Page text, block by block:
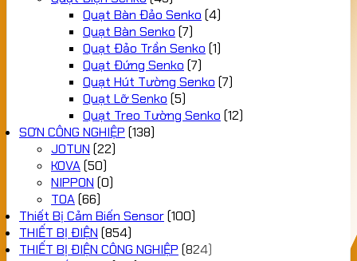
Quạt Bàn Đảo Senko (4)
Quạt Bàn Senko (7)
Quạt Đảo Trần Senko (1)
Quạt Đứng Senko (7)
Quạt Hút Tường Senko (7)
Quạt Lỡ Senko (5)
Quạt Treo Tường Senko (12)
SƠN CÔNG NGHIỆP (138)
JOTUN (22)
KOVA(50)
NIPPON (0)
TOA(66)
Thiết Bị Cảm Biến Sensor(100)
THIẾT BỊ ĐIỆN (854)
THIẾT BỊ ĐIỆN CÔNG NGHIỆP (824)